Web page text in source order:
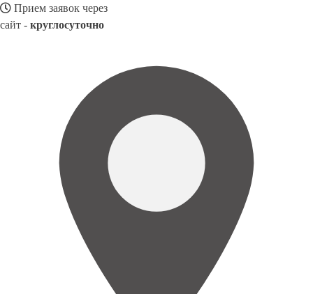
Прием заявок через
сайт - круглосуточно